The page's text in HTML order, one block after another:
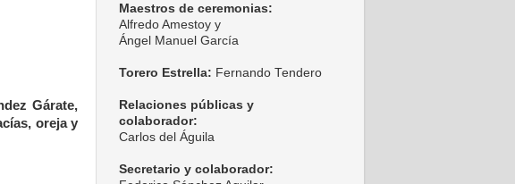
Gárate,
oreja y
Maestros de ceremonias:
Alfredo Amestoy y
Ángel Manuel García
Torero Estrella: Fernando Tendero
Relaciones públicas y
colaborador:
Carlos del Águila
Secretario y colaborador: